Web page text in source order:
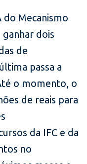
do Mecanismo
ganhar dois
de
passa a
o momento, o
de reais para
da IFC e da
no